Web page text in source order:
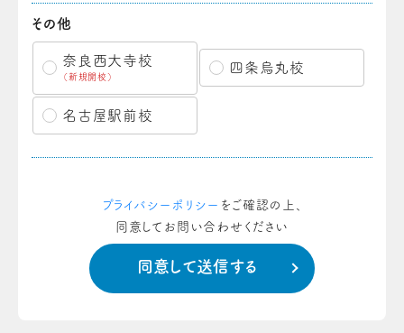
その他
奈良西大寺校
（新規開校）
四条烏丸校
名古屋駅前校
プライバシーポリシー をご確認の上、
同意してお問い合わせください